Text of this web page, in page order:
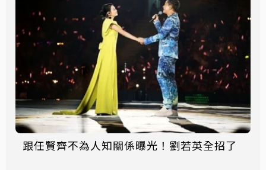
跟任賢齊不為人知關係曝光！劉若英全招了